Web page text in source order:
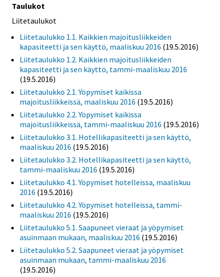
Taulukot
Liitetaulukot
Liitetaulukko 1.1. Kaikkien majoitusliikkeiden
kapasiteetti ja sen käyttö, maaliskuu 2016 (19.5.2016)
Liitetaulukko 1.2. Kaikkien majoitusliikkeiden
kapasiteetti ja sen käyttö, tammi-maaliskuu 2016
(19.5.2016)
Liitetaulukko 2.1. Yöpymiset kaikissa
majoitusliikkeissä, maaliskuu 2016 (19.5.2016)
Liitetaulukko 2.2. Yöpymiset kaikissa
majoitusliikkeissä, tammi-maaliskuu 2016 (19.5.2016)
Liitetaulukko 3.1. Hotellikapasiteetti ja sen käyttö,
maaliskuu 2016 (19.5.2016)
Liitetaulukko 3.2. Hotellikapasiteetti ja sen käyttö,
tammi-maaliskuu 2016 (19.5.2016)
Liitetaulukko 4.1. Yöpymiset hotelleissa, maaliskuu
2016 (19.5.2016)
Liitetaulukko 4.2. Yöpymiset hotelleissa, tammi-
maaliskuu 2016 (19.5.2016)
Liitetaulukko 5.1. Saapuneet vieraat ja yöpymiset
asuinmaan mukaan, maaliskuu 2016 (19.5.2016)
Liitetaulukko 5.2. Saapuneet vieraat ja yöpymiset
asuinmaan mukaan, tammi-maaliskuu 2016
(19.5.2016)